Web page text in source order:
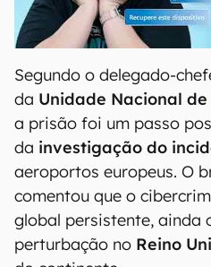
00:00 04:52
Segundo o delegado-
da Unidade Nacional de
a prisão foi um passo
da investigação do
aeroportos europeus. O
comentou que o
global persistente, ainda
perturbação no Reino